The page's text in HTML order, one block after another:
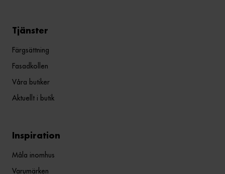
Tjänster
Färgsättning
Fasadkollen
Våra butiker
Aktuellt i butik
Inspiration
Måla inomhus
Varumärken